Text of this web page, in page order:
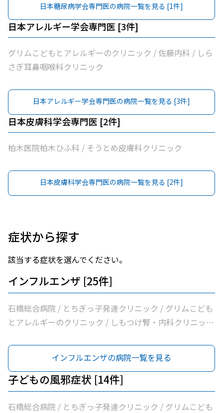
日本糖尿病学会専門医の病院一覧を見る [1件]
日本アレルギー学会専門医 [3件]
グリムこどもとアレルギーのクリニック / 佐藤内科 / しら
さぎ耳鼻咽喉科クリニック
日本アレルギー学会専門医の病院一覧を見る [3件]
日本皮膚科学会専門医 [2件]
柏木医院柏木ひふ科 / そうとめ皮膚科クリニック
日本皮膚科学会専門医の病院一覧を見る [2件]
症状から探す
該当する症状を選んでください。
インフルエンザ [25件]
石橋総合病院 / とちぎっ子発達クリニック / グリムこども
とアレルギーのクリニック / しもつけ腎・内科クリニック
科 / 大栗内科 / かくた呼吸器内科・乳腺クリニック / 島田
クリニック / 佐藤内科 / コンフォート下野クリニック / ふ
じたクリニック / 医療法人社団輝会つばさクリニック / 藤
沼医院 / 石川医院 / やの小児科医院 / 川嶌内科小児科クリ
ニック / 一般社団法人巨樹の会新上三川病院 / 小口内科小
インフルエンザの病院一覧を見る
子どもの風邪症状 [14件]
石橋総合病院 / とちぎっ子発達クリニック / グリムこども